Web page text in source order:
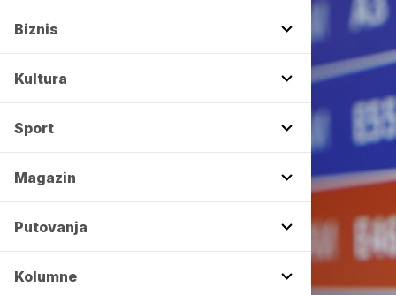
Biznis
Kultura
Sport
Magazin
Putovanja
Kolumne